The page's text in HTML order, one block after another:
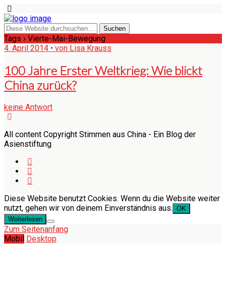
Tags › Vierte-Mai-Bewegung
4. April 2014 • von Lisa Krauss
100 Jahre Erster Weltkrieg: Wie blickt
China zurück?
keine Antwort
All content Copyright Stimmen aus China - Ein Blog der
Asienstiftung
Diese Website benutzt Cookies. Wenn du die Website weiter
nutzt, gehen wir von deinem Einverständnis aus. OK
Weiterlesen
Zum Seitenanfang
Mobil Desktop